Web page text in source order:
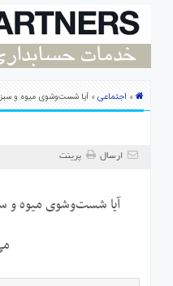
استرالیا
ارتباط» اجتماعی» آیا شست‌وشوی میوه و سبزی
ارسال پرینت
آیا شست‌وشوی میوه و